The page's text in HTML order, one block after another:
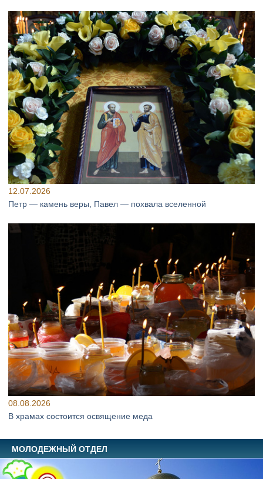
12.07.2026
Петр — камень веры, Павел — похвала вселенной
08.08.2026
В храмах состоится освящение меда
МОЛОДЕЖНЫЙ ОТДЕЛ